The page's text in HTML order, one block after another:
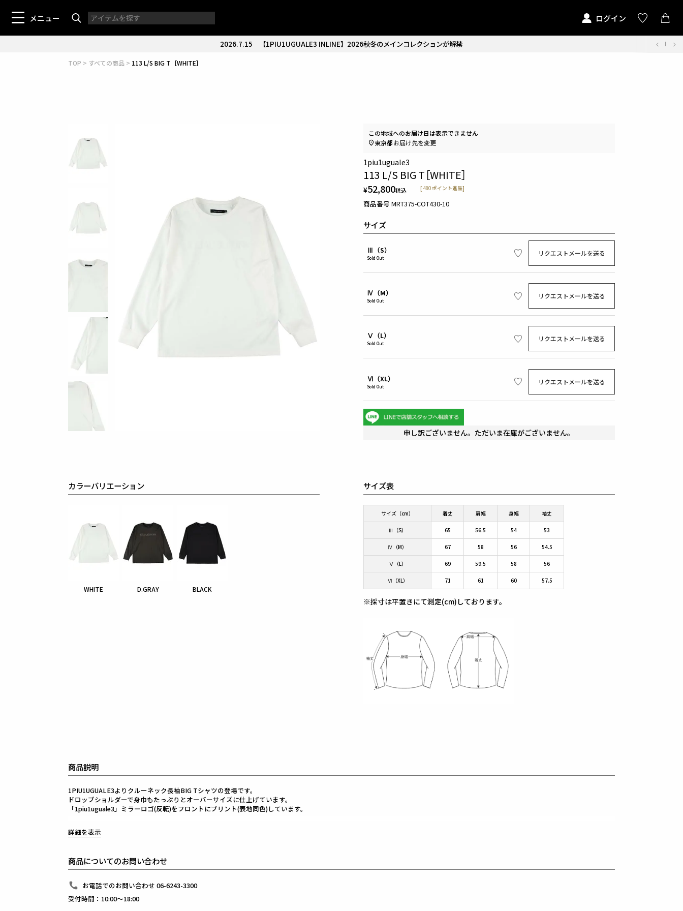
メニュー ログイン
2026.7.15 【1PIU1UGUALE3 INLINE】2026秋冬のメインコレクションが解禁
TOP すべての商品 113 L/S BIG T［WHITE］
1piu1uguale3
113 L/S BIG T［WHITE］
¥52,800税込 [480ポイント進呈]
商品番号 MRT375-COT430-10
サイズ
Ⅲ（S）
Sold Out
リクエストメールを送る
Ⅳ（M）
Sold Out
リクエストメールを送る
Ⅴ（L）
Sold Out
リクエストメールを送る
Ⅵ（XL）
Sold Out
リクエストメールを送る
この地域へのお届け日は表示できません
東京都お届け先を変更
申し訳ございません。ただいま在庫がございません。
カラーバリエーション
WHITE D.GRAY BLACK
サイズ表
サイズ（cm） 着丈 肩幅 身幅 袖丈
Ⅲ（S） 65 56.5 54 53
Ⅳ（M） 67 58 56 54.5
Ⅴ（L） 69 59.5 58 56
Ⅵ（XL） 71 61 60 57.5
※採寸は平置きにて測定(cm)しております。
商品説明
1PIU1UGUALE3よりクルーネック長袖BIG Tシャツの登場です。
ドロップショルダーで身巾もたっぷりとオーバーサイズに仕上げています。
「1piu1uguale3」ミラーロゴ(反転)をフロントにプリント(表地同色)しています。
生産国：日本
60/2 LONG STAPLE COTTON
コットン100%
厳選された超長綿を使用し、引き揃えながら丁寧に編まれた60/2天竺素材です。
自然な光沢と高級感溢れるハリ感は今までのどの素材よりも上質です。
また、原料だけではなく加工工程でも極限まで毛羽をそぎ落とし
詳細を表示
商品についてのお問い合わせ
お電話でのお問い合わせ 06-6243-3300
受付時間：10:00～18:00